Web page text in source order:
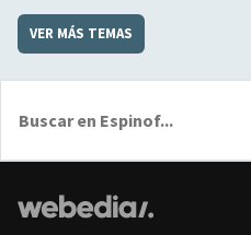
VER MÁS TEMAS